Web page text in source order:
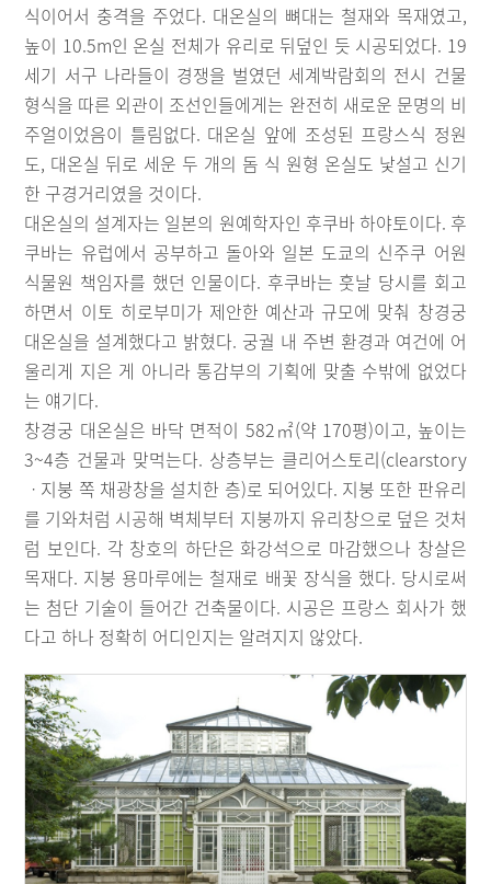
식이어서 충격을 주었다. 대온실의 뼈대는 철재와 목재였고,
높이 10.5m인 온실 전체가 유리로 뒤덮인 듯 시공되었다. 19
세기 서구 나라들이 경쟁을 벌였던 세계박람회의 전시 건물
형식을 따른 외관이 조선인들에게는 완전히 새로운 문명의 비
주얼이었음이 틀림없다. 대온실 앞에 조성된 프랑스식 정원
도, 대온실 뒤로 세운 두 개의 돔 식 원형 온실도 낯설고 신기
한 구경거리였을 것이다.
대온실의 설계자는 일본의 원예학자인 후쿠바 하야토이다. 후
쿠바는 유럽에서 공부하고 돌아와 일본 도쿄의 신주쿠 어원
식물원 책임자를 했던 인물이다. 후쿠바는 훗날 당시를 회고
하면서 이토 히로부미가 제안한 예산과 규모에 맞춰 창경궁
대온실을 설계했다고 밝혔다. 궁궐 내 주변 환경과 여건에 어
울리게 지은 게 아니라 통감부의 기획에 맞출 수밖에 없었다
는 얘기다.
창경궁 대온실은 바닥 면적이 582㎡(약 170평)이고, 높이는
3~4층 건물과 맞먹는다. 상층부는 클리어스토리(clearstory
ㆍ지붕 쪽 채광창을 설치한 층)로 되어있다. 지붕 또한 판유리
를 기와처럼 시공해 벽체부터 지붕까지 유리창으로 덮은 것처
럼 보인다. 각 창호의 하단은 화강석으로 마감했으나 창살은
목재다. 지붕 용마루에는 철재로 배꽃 장식을 했다. 당시로써
는 첨단 기술이 들어간 건축물이다. 시공은 프랑스 회사가 했
다고 하나 정확히 어디인지는 알려지지 않았다.